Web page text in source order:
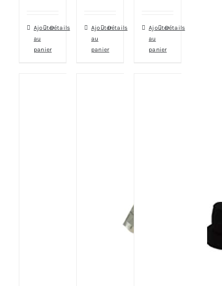
Ajouter
au
panier
Détails
Ajouter
au
panier
Détails
Ajouter
au
panier
Détails